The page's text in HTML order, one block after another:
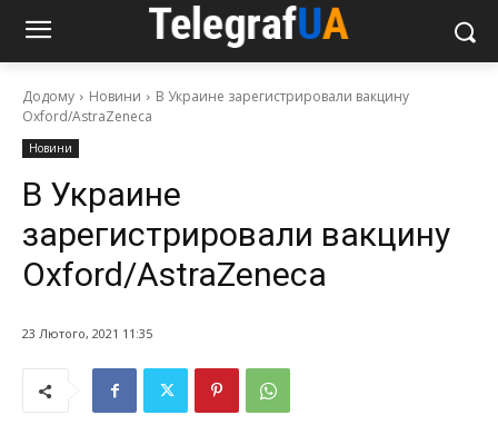
Додому Новини
В Украине зарегистрировали вакцину
Oxford/AstraZeneca
Новини
В Украине
зарегистрировали вакцину
Oxford/AstraZeneca
23 Лютого, 2021 11:35